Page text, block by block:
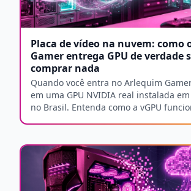
Placa de vídeo na nuvem: como
Gamer entrega GPU de verdade
comprar nada
Quando você entra no Arlequim
em uma GPU NVIDIA real instalada
no Brasil. Entenda como a vGPU